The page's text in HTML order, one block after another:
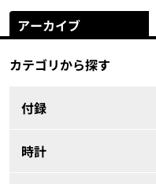
アーカイブ
カテゴリから探す
付録
時計